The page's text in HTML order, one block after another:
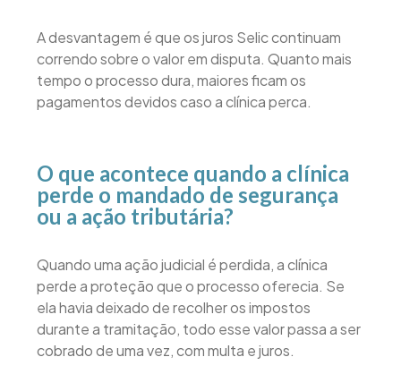
A desvantagem é que os juros Selic continuam
correndo sobre o valor em disputa. Quanto mais
tempo o processo dura, maiores ficam os
pagamentos devidos caso a clínica perca.
O que acontece quando a clínica
perde o mandado de segurança
ou a ação tributária?
Quando uma ação judicial é perdida, a clínica
perde a proteção que o processo oferecia. Se
ela havia deixado de recolher os impostos
durante a tramitação, todo esse valor passa a ser
cobrado de uma vez, com multa e juros.